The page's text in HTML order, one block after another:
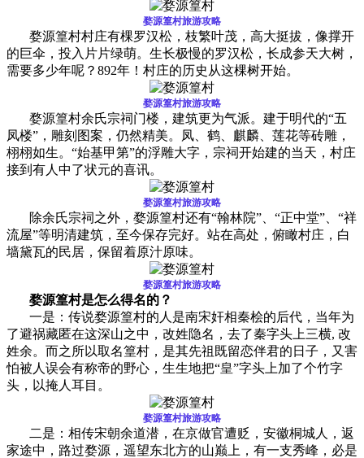
婺源篁村旅游攻略
婺源篁村村庄有棵罗汉松，枝繁叶茂，高大挺拔，像撑开
的巨伞，投入片片绿萌。生长极慢的罗汉松，长成参天大树，
需要多少年呢？892年！村庄的历史从这棵树开始。
婺源篁村旅游攻略
婺源篁村余氏宗祠门楼，建筑更为气派。建于明代的“五
凤楼”，雕刻图案，仍然精美。凤、鹤、麒麟、莲花等砖雕，
栩栩如生。“始基甲第”的浮雕大字，宗祠开始建的当天，村庄
接到有人中了状元的喜讯。
婺源篁村旅游攻略
除余氏宗祠之外，婺源篁村还有“翰林院”、“正中堂”、“祥
流屋”等明清建筑，至今保存完好。站在高处，俯瞰村庄，白
墙黛瓦的民居，保留着原汁原味。
婺源篁村旅游攻略
婺源篁村是怎么得名的？
一是：传说婺源篁村的人是南宋奸相秦桧的后代，当年为
了避祸藏匿在这深山之中，改姓隐名，去了秦字头上三横, 改
姓余。而之所以取名篁村，是其先祖既留恋伴君的日子，又害
怕被人误会有称帝的野心，生生地把“皇”字头上加了个竹字
头，以掩人耳目。
婺源篁村旅游攻略
二是：相传宋朝余道潜，在京做官遭贬，安徽桐城人，返
家途中，路过婺源，遥望东北方的山巅上，有一支秀峰，必是